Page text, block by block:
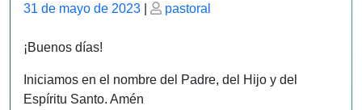
Publicado
31 de mayo de 2023
Publicado
pastoral
¡Buenos días!
Iniciamos en el nombre del Padre, del Hijo y del
Espíritu Santo. Amén